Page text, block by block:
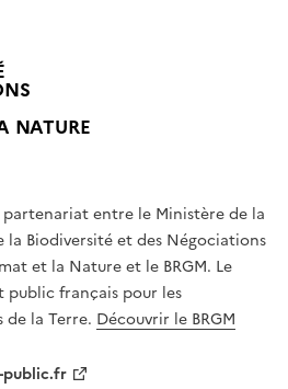
NATUREL
T
É
,
É
G
A
L
partenariat entre le Ministère de la
la Biodiversité et des Négociations
et la Nature et le BRGM. Le
public français pour les
de la Terre. Découvrir le BRGM
public.fr